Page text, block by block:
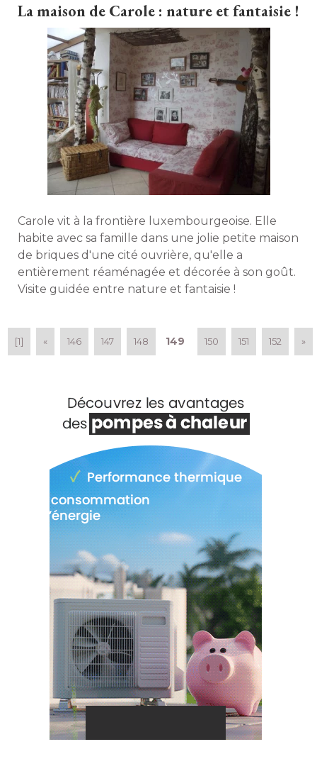
La maison de Carole : nature et fantaisie !
Carole vit à la frontière luxembourgeoise. Elle
habite avec sa famille dans une jolie petite maison
de briques d'une cité ouvrière, qu'elle a
entièrement réaménagée et décorée à son goût.
Visite guidée entre nature et fantaisie !
[1] « 146 147 148 149 150 151 152 »